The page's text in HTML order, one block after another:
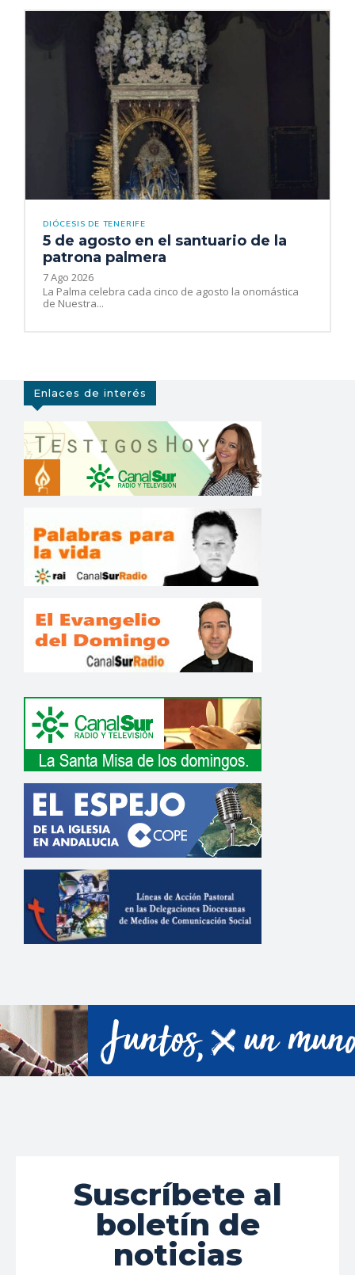
DIÓCESIS DE TENERIFE
5 de agosto en el santuario de la
patrona palmera
7 Ago 2026
La Palma celebra cada cinco de agosto la onomástica
de Nuestra...
Enlaces de interés
Suscríbete al
boletín de
noticias